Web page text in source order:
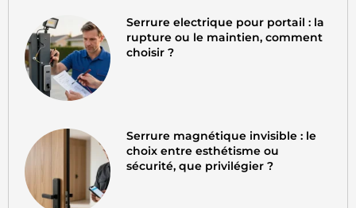
Serrure electrique pour portail : la
rupture ou le maintien, comment
choisir ?
Serrure magnétique invisible : le
choix entre esthétisme ou
sécurité, que privilégier ?